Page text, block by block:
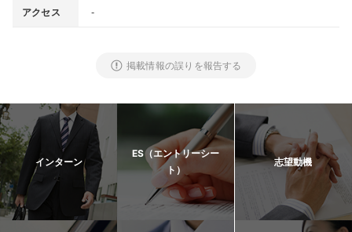
アクセス -
掲載情報の誤りを報告する
インターン
ES（エントリーシー
ト）
志望動機